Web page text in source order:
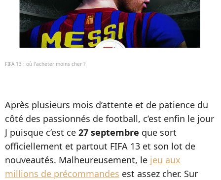
FIFA 13 : où l’acheter moins cher ?
Après plusieurs mois d’attente et de patience du
côté des passionnés de football, c’est enfin le jour
J puisque c’est ce 27 septembre que sort
officiellement et partout FIFA 13 et son lot de
nouveautés. Malheureusement, le jeu aux
millions de précommandes est assez cher. Sur